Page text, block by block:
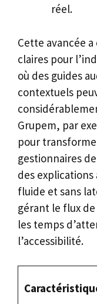
réel.
Cette avancée
claires pour
où des guides
contextuels
Grupem, par
pour
gestionnaires
des
fluide et sans
gérant le flux
les temps
l’accessibilité.